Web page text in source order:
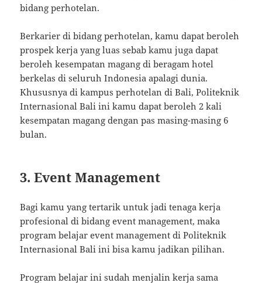
bidang perhotelan.
Berkarier di bidang perhotelan, kamu dapat beroleh
prospek kerja yang luas sebab kamu juga dapat
beroleh kesempatan magang di beragam hotel
berkelas di seluruh Indonesia apalagi dunia.
Khususnya di kampus perhotelan di Bali, Politeknik
Internasional Bali ini kamu dapat beroleh 2 kali
kesempatan magang dengan pas masing-masing 6
bulan.
3. Event Management
Bagi kamu yang tertarik untuk jadi tenaga kerja
profesional di bidang event management, maka
program belajar event management di Politeknik
Internasional Bali ini bisa kamu jadikan pilihan.
Program belajar ini sudah menjalin kerja sama